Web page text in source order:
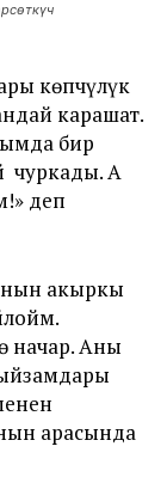
көпчүлүк
карашат.
бир
чуркады. А
деп
акыркы
начар. Аны
арасында